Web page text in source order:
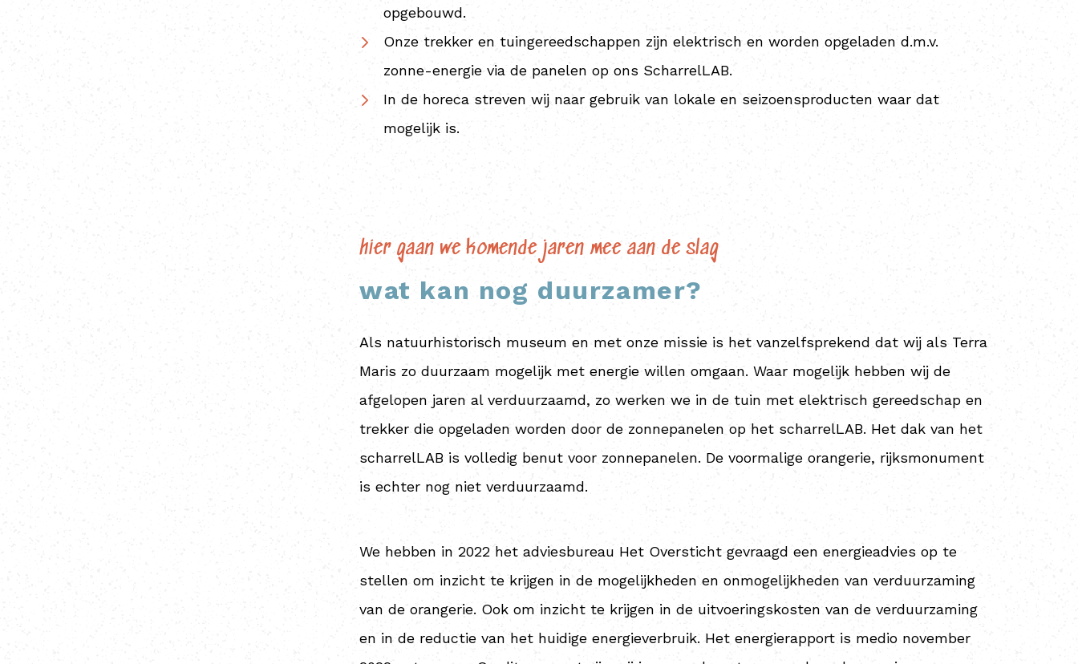
opgebouwd.
Onze trekker en tuingereedschappen zijn elektrisch en worden opgeladen d.m.v.
zonne-energie via de panelen op ons ScharrelLAB.
In de horeca streven wij naar gebruik van lokale en seizoensproducten waar dat
mogelijk is.
hier gaan we komende jaren mee aan de slag
wat kan nog duurzamer?
Als natuurhistorisch museum en met onze missie is het vanzelfsprekend dat wij als Terra
Maris zo duurzaam mogelijk met energie willen omgaan. Waar mogelijk hebben wij de
afgelopen jaren al verduurzaamd, zo werken we in de tuin met elektrisch gereedschap en
trekker die opgeladen worden door de zonnepanelen op het scharrelLAB. Het dak van het
scharrelLAB is volledig benut voor zonnepanelen. De voormalige orangerie, rijksmonument
is echter nog niet verduurzaamd.
We hebben in 2022 het adviesbureau Het Oversticht gevraagd een energieadvies op te
stellen om inzicht te krijgen in de mogelijkheden en onmogelijkheden van verduurzaming
van de orangerie. Ook om inzicht te krijgen in de uitvoeringskosten van de verduurzaming
en in de reductie van het huidige energieverbruik. Het energierapport is medio november